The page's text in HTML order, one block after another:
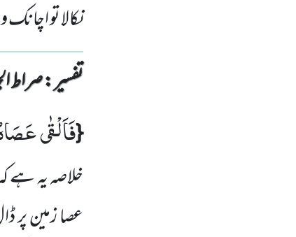
نکالا تو
تفسیر : ‎صراط الجنان
{فَاَلْقٰى
خلاصہ یہ
عصا زمین پر